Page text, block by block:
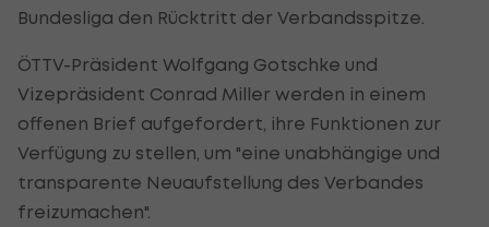
Bundesliga den Rücktritt der Verbandsspitze.
ÖTTV-Präsident Wolfgang Gotschke und
Vizepräsident Conrad Miller werden in einem
offenen Brief aufgefordert, ihre Funktionen zur
Verfügung zu stellen, um "eine unabhängige und
transparente Neuaufstellung des Verbandes
freizumachen".